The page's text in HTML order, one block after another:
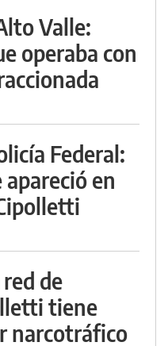
Valle:
operaba con
Federal:
en
de
tiene
narcotráfico